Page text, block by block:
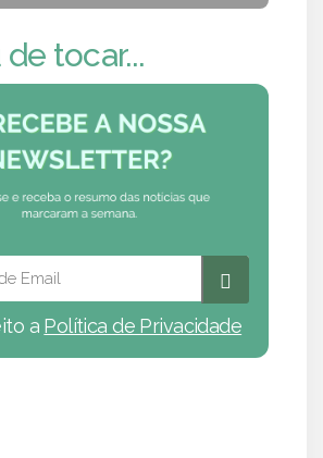
tocar...
a Política de Privacidade